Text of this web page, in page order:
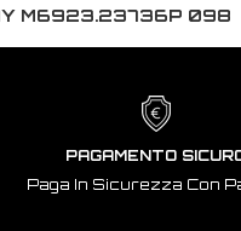
M6923.23736P 098
PAGAMENTO
Paga In Sicurezza Con